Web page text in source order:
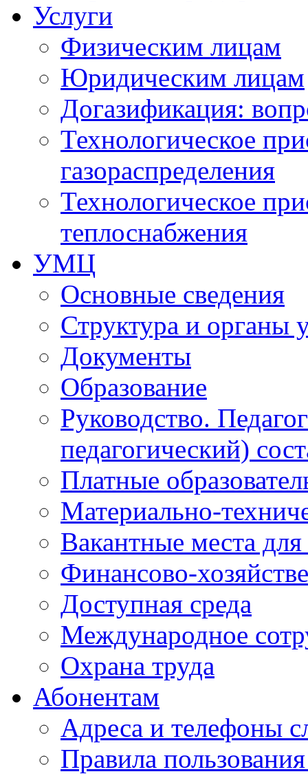
Услуги
Физическим лицам
Юридическим лицам
Догазификация:
Технологическое
газораспределения
Технологическое
теплоснабжения
УМЦ
Основные сведения
Структура и органы
Документы
Образование
Руководство.
педагогический)
Платные
Материально-
Вакантные места
Финансово-
Доступная среда
Международное
Охрана труда
Абонентам
Адреса и телефоны
Правила